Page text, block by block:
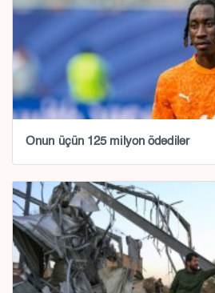
Onun üçün 125 milyon ödədilər